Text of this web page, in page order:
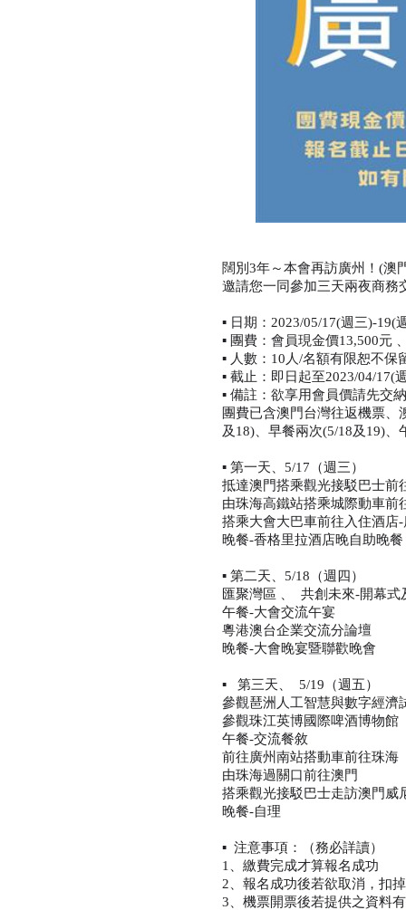
闊別3年～本會再訪廣州！(澳
邀請您一同參加三天兩夜商務
▪️ 日期：2023/05/17(週三)-19(
▪️ 團費：會員現金價13,500元
▪️ 人數：10人/名額有限恕不保
▪️ 截止：即日起至2023/04/17(
▪️ 備註：欲享用會員價請先交
團費已含澳門台灣往返機票
及18)、早餐兩次(5/18及19)、
▪️ 第一天、5/17（週三）
抵達澳門搭乘觀光接駁巴士前
由珠海高鐵站搭乘城際動車前
搭乘大會大巴車前往入住酒店
晚餐-香格里拉酒店晚自助晚餐
▪️ 第二天、5/18（週四）
匯聚灣區 、 共創未來-開幕式
午餐-大會交流午宴
粵港澳台企業交流分論壇
晚餐-大會晚宴暨聯歡晚會
▪️ 第三天、 5/19（週五）
參觀琶洲人工智慧與數字經濟
參觀珠江英博國際啤酒博物館
午餐-交流餐敘
前往廣州南站搭動車前往珠海
由珠海過關口前往澳門
搭乘觀光接駁巴士走訪澳門威
晚餐-自理
▪️ 注意事項：（務必詳讀）
1、繳費完成才算報名成功
2、報名成功後若欲取消，扣
3、機票開票後若提供之資料